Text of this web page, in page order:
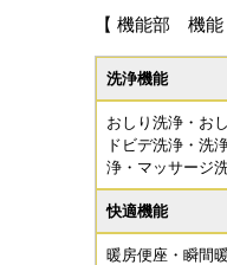
【 機能部 機能
洗浄機能
おしり洗浄・お
ドビデ洗浄・洗
浄・マッサージ
快適機能
暖房便座・瞬間